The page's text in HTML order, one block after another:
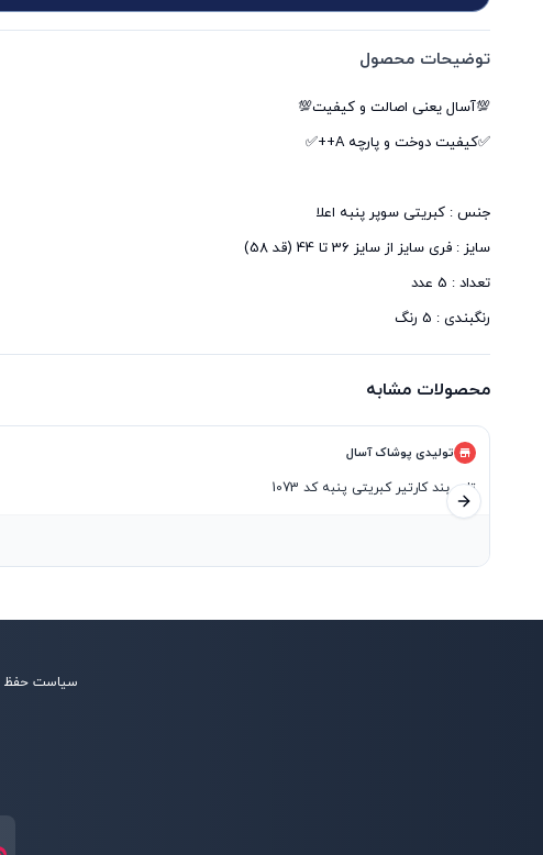
توضیحات محصول
رنگبندی : 5 رنگ
محصولات مشابه
تولیدی پوشاک آسال
تاپ بند کارتیر کبریتی پنبه کد 1073
اسلاید بعدی
سیاست